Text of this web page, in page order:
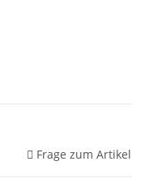
Frage zum Artikel